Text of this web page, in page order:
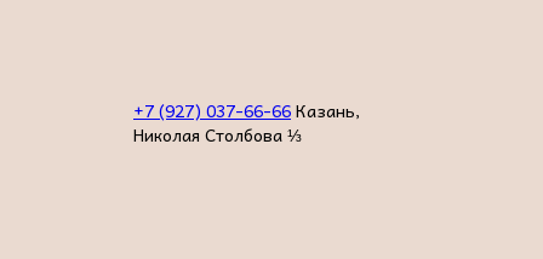
+7 (927) 037-66-66Казань,
Николая Столбова ⅓